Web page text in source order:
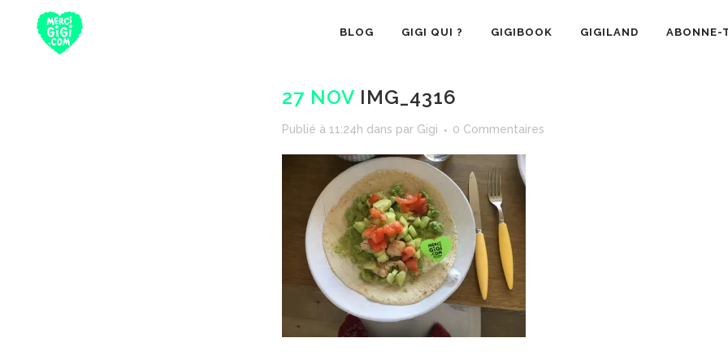
BLOG GIGI QUI ? GIGIBOOK GIGILAND ABONNE-
27 NOV IMG_4316
Publié à 11:24h dans par Gigi 0 Commentaires